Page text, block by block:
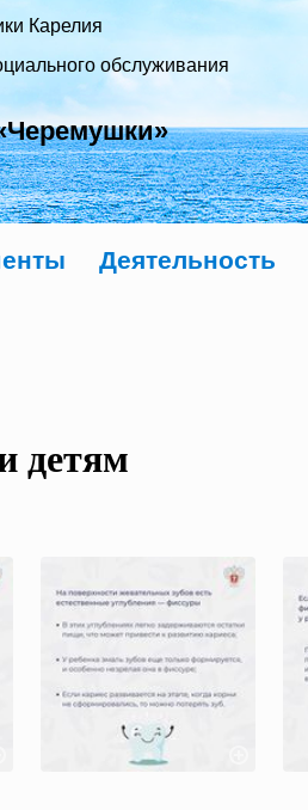
Карелия
обслуживания
Деятельность
детям